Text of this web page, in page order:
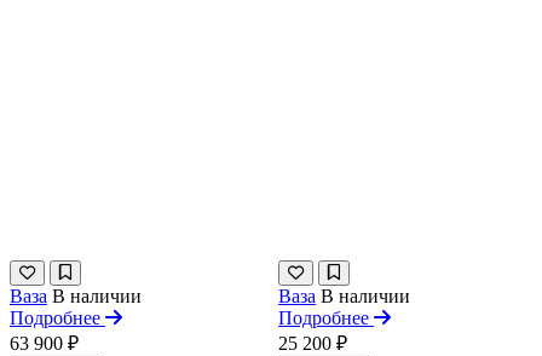
Ваза В наличии
Подробнее
63 900 ₽
Ваза В наличии
Подробнее
25 200 ₽